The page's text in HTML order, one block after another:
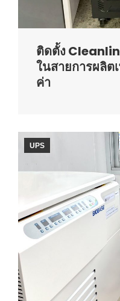
ติดตั้ง
ในสายการผลิต
ค่า
UPS